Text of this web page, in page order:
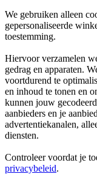
We gebruiken alleen
gepersonaliseerde
toestemming.
Hiervoor verzamelen
gedrag en apparaten.
voortdurend te
en inhoud te tonen en
kunnen jouw
aanbieders en je
advertentiekanalen,
diensten.
Controleer voordat je
privacybeleid.